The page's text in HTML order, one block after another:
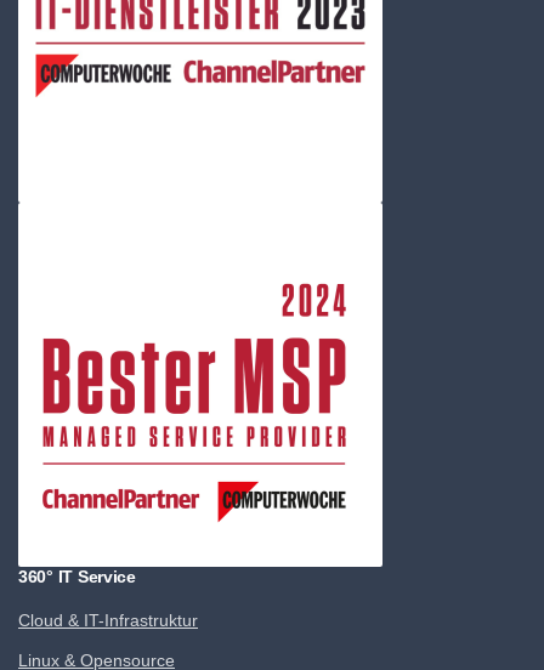
360° IT Service
Cloud & IT-Infrastruktur
Linux & Opensource